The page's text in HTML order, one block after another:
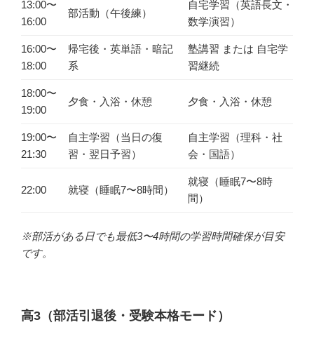
13:00〜
16:00
部活動（午後練）
自宅学習（英語長文・
数学演習）
16:00〜
18:00
帰宅後・英単語・暗記
系
塾講習 または 自宅学
習継続
18:00〜
19:00
夕食・入浴・休憩 夕食・入浴・休憩
19:00〜
21:30
自主学習（当日の復
習・翌日予習）
自主学習（理科・社
会・国語）
22:00 就寝（睡眠7〜8時間）
就寝（睡眠7〜8時
間）
※部活がある日でも最低3〜4時間の学習時間確保が目安
です。
高3（部活引退後・受験本格モード）